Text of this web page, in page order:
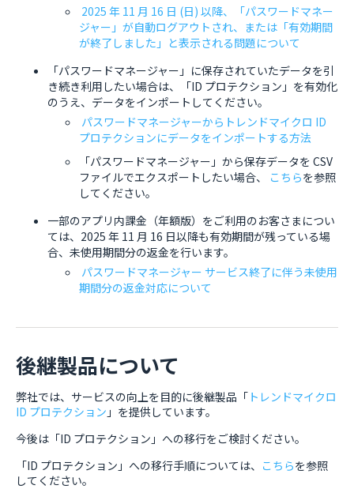
2025 年 11 月 16 日 (日) 以降、「パスワードマネー
ジャー」が自動ログアウトされ、または「有効期間
が終了しました」と表示される問題について
「パスワードマネージャー」に保存されていたデータを引
き続き利用したい場合は、「ID プロテクション」を有効化
のうえ、データをインポートしてください。
パスワードマネージャーからトレンドマイクロ ID
プロテクションにデータをインポートする方法
「パスワードマネージャー」から保存データを CSV
ファイルでエクスポートしたい場合、
こちらを参照
してください。
一部のアプリ内課金（年額版）をご利用のお客さまについ
ては、2025 年 11 月 16 日以降も有効期間が残っている場
合、未使用期間分の返金を行います。
パスワードマネージャー サービス終了に伴う未使用
期間分の返金対応について
後継製品について
弊社では、サービスの向上を目的に後継製品「 トレンドマイクロ
ID プロテクション 」を提供しています。
今後は「ID プロテクション」への移行をご検討ください。
「ID プロテクション」への移行手順については、 こちらを参照
してください。